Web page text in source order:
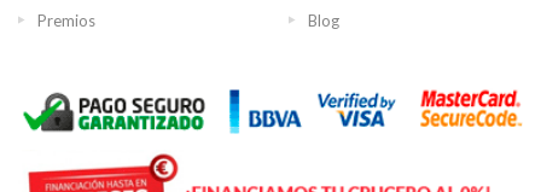
Premios Blog